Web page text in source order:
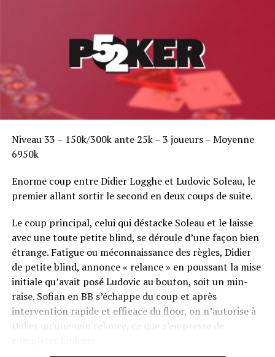
Niveau 33 – 150k/300k ante 25k – 3 joueurs – Moyenne
6950k
Enorme coup entre Didier Logghe et Ludovic Soleau, le
premier allant sortir le second en deux coups de suite.
Le coup principal, celui qui déstacke Soleau et le laisse
avec une toute petite blind, se déroule d’une façon bien
étrange. Fatigue ou méconnaissance des règles, Didier
de petite blind, annonce « relance » en poussant la mise
initiale qu’avait posé Ludovic au bouton, soit un min-
raise. Sofian en BB s’échappe du coup et après
intervention rapide et efficace du floor, on n’autorise à
Didier qu’une min relance, ce que s’empresse de